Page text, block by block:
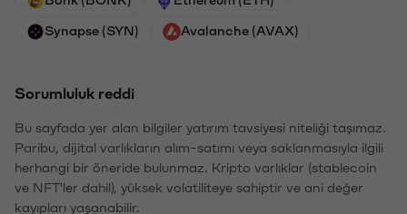
Synapse (SYN) Avalanche (AVAX)
Sorumluluk reddi
Bu sayfada yer alan bilgiler yatırım tavsiyesi niteliği taşımaz.
Paribu, dijital varlıkların alım-satımı veya saklanmasıyla ilgili
herhangi bir öneride bulunmaz. Kripto varlıklar (stablecoin
ve NFT'ler dahil), yüksek volatiliteye sahiptir ve ani değer
kayıpları yaşanabilir.